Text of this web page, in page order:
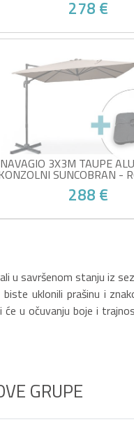
278 €
Siva tkanina otporna na
Čvrsti aluminijski okvir
Uključeni utezi i zaštitna
Žrtva vlastitog
NAVAGIO 3X3M TAUPE
SUNCOBRAN -
NAGIB OD 360° +288 €
Tkanina otporna na UV
Uključeni utezi i zaštitna
u savršenom stanju iz
uklonili prašinu i
u očuvanju boje i
GRUPE